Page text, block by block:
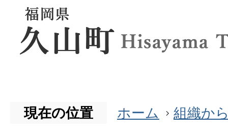
現在の位置 ホーム 組織か